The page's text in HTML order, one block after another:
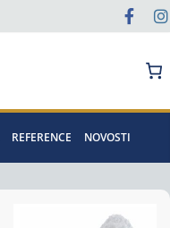
REFERENCE NOVOSTI